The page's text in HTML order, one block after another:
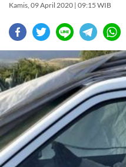
Kamis, 09 April 2020 | 09:15 WIB